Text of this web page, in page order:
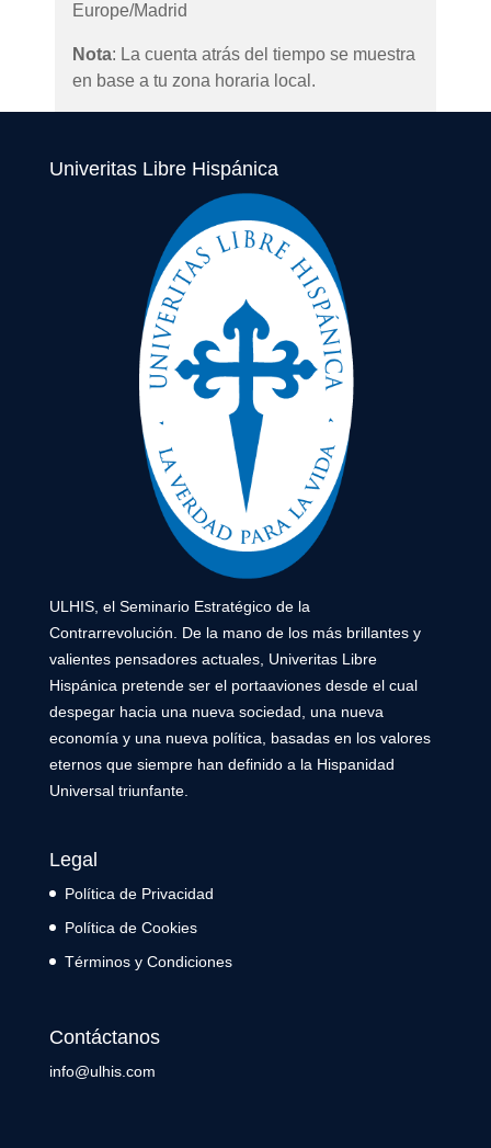
Europe/Madrid
Nota: La cuenta atrás del tiempo se muestra
en base a tu zona horaria local.
Univeritas Libre Hispánica
ULHIS, el Seminario Estratégico de la
Contrarrevolución. De la mano de los más brillantes y
valientes pensadores actuales, Univeritas Libre
Hispánica pretende ser el portaaviones desde el cual
despegar hacia una nueva sociedad, una nueva
economía y una nueva política, basadas en los valores
eternos que siempre han definido a la Hispanidad
Universal triunfante.
Legal
Política de Privacidad
Política de Cookies
Términos y Condiciones
Contáctanos
info@ulhis.com